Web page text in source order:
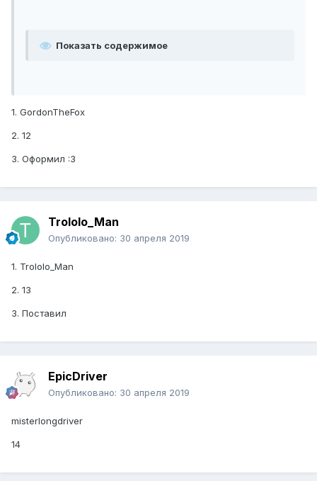
Показать содержимое
1. GordonTheFox
2. 12
3. Оформил :3
Trololo_Man
Опубликовано: 30 апреля 2019
1. Trololo_Man
2. 13
3. Поставил
EpicDriver
Опубликовано: 30 апреля 2019
misterlongdriver
14